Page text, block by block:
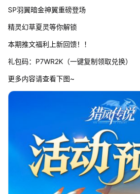
SP羽翼暗金神翼重磅登场
精灵幻草夏灵等你解锁
本期推文福利上新回馈！！
礼包码：P7WR2K（一键复制领取兑换）
更多内容请查看下图~